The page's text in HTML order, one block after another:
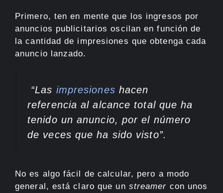
Primero, ten en mente que los ingresos por
anuncios publicitarios oscilan en función de
la cantidad de impresiones que obtenga cada
anuncio lanzado.
“Las impresiones hacen
referencia al alcance total que ha
tenido un anuncio, por el número
de veces que ha sido visto”.
No es algo fácil de calcular, pero a modo
general, está claro que un streamer con unos